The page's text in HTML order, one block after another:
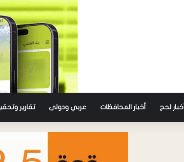
أخبار لحج أخبار المحافظات عربي ودولي تقارير